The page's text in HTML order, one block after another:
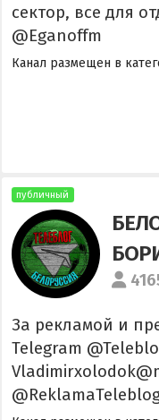
сектор, все для
@Eganoffm
Канал размещен в
публичный
За рекламой и
Telegram